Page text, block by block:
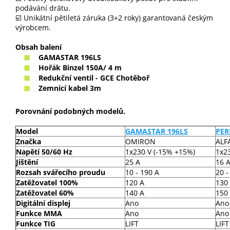
podávání drátu.
☑️ Unikátní pětiletá záruka (3+2 roky) garantovaná českým
výrobcem.
Obsah balení
GAMASTAR 196LS
Hořák Binzel 150A/ 4 m
Redukční ventil - GCE Chotěboř
Zemnící kabel 3m
Porovnání podobných modelů.
Model GAMASTAR 196LS
Značka
OMIRON
Napětí 50/60 Hz
1x230 V (-15% +15%)
Jištění
25 A
16 A
Rozsah svářecího proudu
10 - 190 A
20
Zatěžovatel 100%
120 A
Zatěžovatel 60%
140 A
150
Digitální displej
Ano
Ano
Funkce MMA
Ano
Ano
Funkce TIG
LIFT
LIFT